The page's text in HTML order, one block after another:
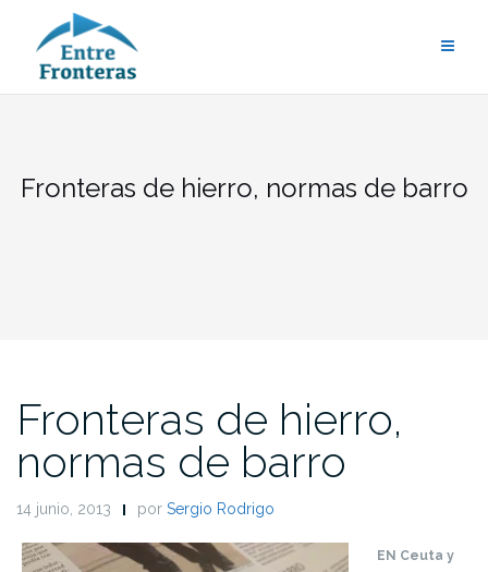
contenido
Fronteras de hierro, normas de barro
Fronteras de hierro,
normas de barro
14 junio, 2013 por Sergio Rodrigo
EN Ceuta y